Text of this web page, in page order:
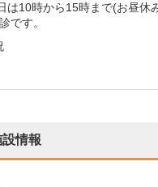
は10時から15時まで(お昼休
です。
設情報